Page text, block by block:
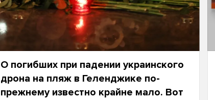
О погибших при падении украинского
дрона на пляж в Геленджике по-
прежнему известно крайне мало. Вот